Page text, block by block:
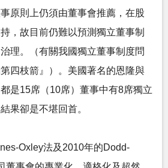
原則上仍須由董事會推薦，在股
，故目前仍難以預測獨立董事制
理。（有關我國獨立董事制度問
四枝箭』）。美國著名的恩隆與
是15席（10席）董事中有8席獨立
果卻是不堪回首。
Oxley法及2010年的Dodd-